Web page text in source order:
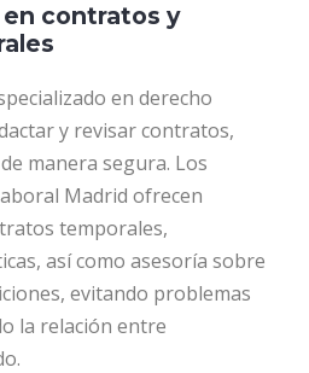
contratos y
en derecho
y revisar contratos,
manera segura. Los
Madrid ofrecen
temporales,
así como asesoría sobre
evitando problemas
la relación entre